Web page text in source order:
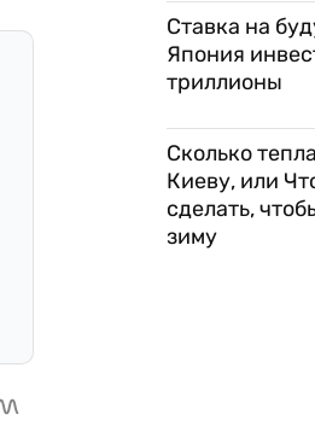
Ставка на
Япония
триллионы
Сколько
Киеву, или
сделать,
зиму